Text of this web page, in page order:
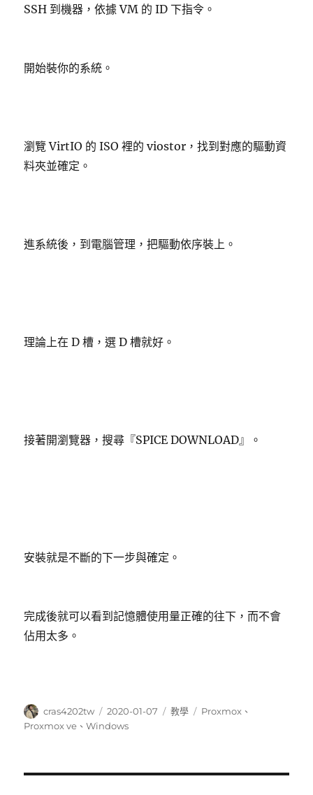
SSH 到機器，依據 VM 的 ID 下指令。
開始裝你的系統。
瀏覽 VirtIO 的 ISO 裡的 viostor，找到對應的驅動資
料夾並確定。
進系統後，到電腦管理，把驅動依序裝上。
理論上在 D 槽，選 D 槽就好。
接著開瀏覽器，搜尋『SPICE DOWNLOAD』。
安裝就是不斷的下一步與確定。
完成後就可以看到記憶體使用量正確的往下，而不會
佔用太多。
作
者
cras4202tw
發
佈
2020-01-07
分
教學
標
Proxmox 、
Proxmox ve 、Windows